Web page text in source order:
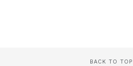
BACK TO TOP